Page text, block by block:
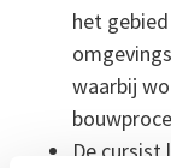
het
waarbij
De cursist